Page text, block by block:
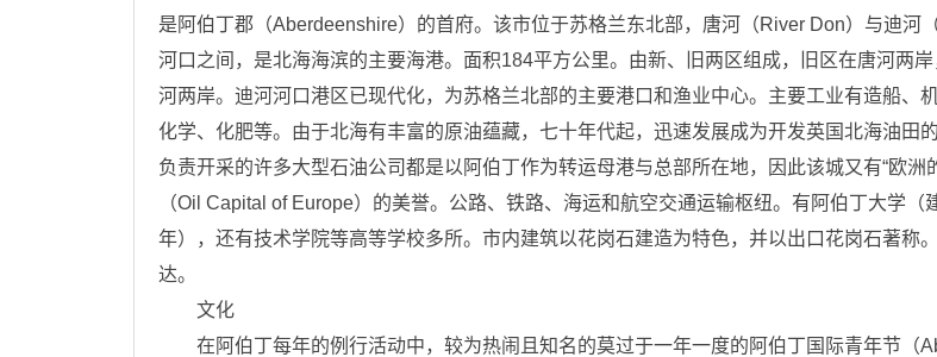
是阿伯丁郡（Aberdeenshire）的首府。该市位于苏格兰东北部，唐河（River Don）与迪河
河口之间，是北海海滨的主要海港。面积184平方公里。由新、旧两区组成，旧区在唐河两
河两岸。迪河河口港区已现代化，为苏格兰北部的主要港口和渔业中心。主要工业有造船、机
化学、化肥等。由于北海有丰富的原油蕴藏，七十年代起，迅速发展成为开发英国北海油田的
负责开采的许多大型石油公司都是以阿伯丁作为转运母港与总部所在地，因此该城又有“欧洲
（Oil Capital of Europe）的美誉。公路、铁路、海运和航空交通运输枢纽。有阿伯丁大学（
年），还有技术学院等高等学校多所。市内建筑以花岗石建造为特色，并以出口花岗石著称
达。
文化
在阿伯丁每年的例行活动中，较为热闹且知名的莫过于一年一度的阿伯丁国际青年节（